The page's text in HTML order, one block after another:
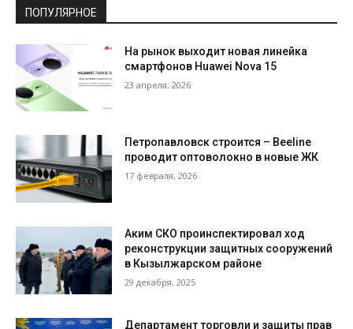
ПОПУЛЯРНОЕ
На рынок выходит новая линейка
смартфонов Huawei Nova 15
23 апреля, 2026
Петропавловск строится – Beeline
проводит оптоволокно в новые ЖК
17 февраля, 2026
Аким СКО проинспектировал ход
реконструкции защитных сооружений
в Кызылжарском районе
29 декабря, 2025
Департамент торговли и защиты прав